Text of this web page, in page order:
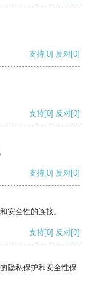
支持[0] 反对[0]
支持[0] 反对[0]
支持[0] 反对[0]
安全性的连接。
支持[0] 反对[0]
隐私保护和安全性保